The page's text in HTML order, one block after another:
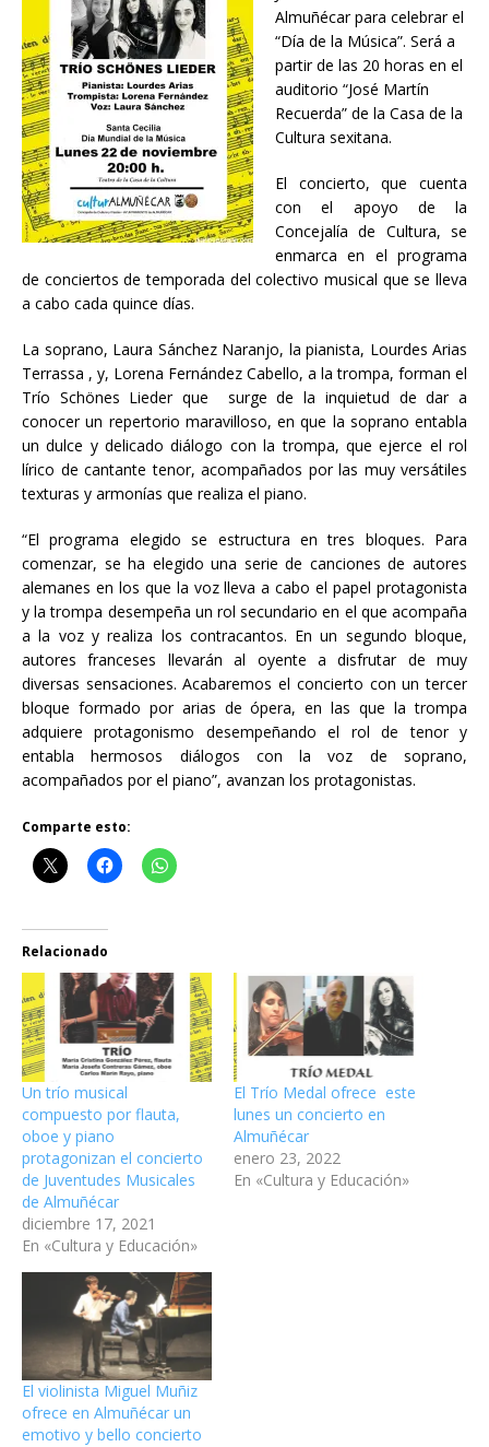
Almuñécar para celebrar el
“Día de la Música”. Será a
partir de las 20 horas en el
auditorio “José Martín
Recuerda” de la Casa de la
Cultura sexitana.
El concierto, que cuenta
con el apoyo de la
Concejalía de Cultura, se
enmarca en el programa
de conciertos de temporada del colectivo musical que se lleva
a cabo cada quince días.
La soprano, Laura Sánchez Naranjo, la pianista, Lourdes Arias
Terrassa , y, Lorena Fernández Cabello, a la trompa, forman el
Trío Schönes Lieder que surge de la inquietud de dar a
conocer un repertorio maravilloso, en que la soprano entabla
un dulce y delicado diálogo con la trompa, que ejerce el rol
lírico de cantante tenor, acompañados por las muy versátiles
texturas y armonías que realiza el piano.
“El programa elegido se estructura en tres bloques. Para
comenzar, se ha elegido una serie de canciones de autores
alemanes en los que la voz lleva a cabo el papel protagonista
y la trompa desempeña un rol secundario en el que acompaña
a la voz y realiza los contracantos. En un segundo bloque,
autores franceses llevarán al oyente a disfrutar de muy
diversas sensaciones. Acabaremos el concierto con un tercer
bloque formado por arias de ópera, en las que la trompa
adquiere protagonismo desempeñando el rol de tenor y
entabla hermosos diálogos con la voz de soprano,
acompañados por el piano”, avanzan los protagonistas.
Comparte esto:
Relacionado
Un trío musical
compuesto por flauta,
oboe y piano
protagonizan el concierto
de Juventudes Musicales
de Almuñécar
diciembre 17, 2021
En «Cultura y Educación»
El Trío Medal ofrece este
lunes un concierto en
Almuñécar
enero 23, 2022
En «Cultura y Educación»
El violinista Miguel Muñiz
ofrece en Almuñécar un
emotivo y bello concierto